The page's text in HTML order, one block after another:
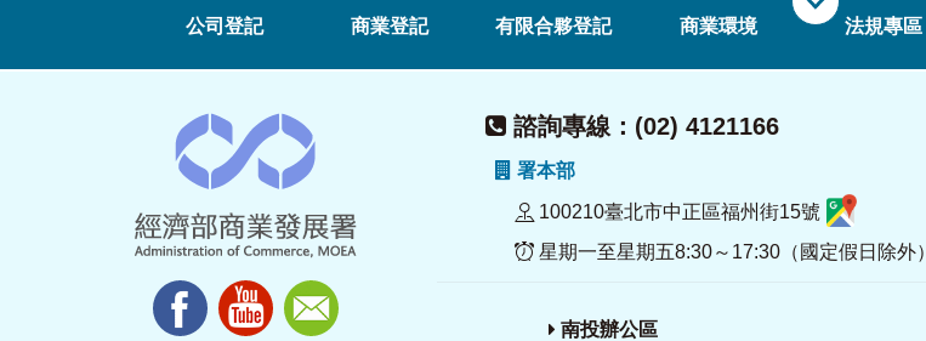
公司登記 商業登記 有限合夥登記 商業環境 法規專區
諮詢專線：(02) 4121166
署本部
100210臺北市中正區福州街15號
星期一至星期五8:30～17:30（國定假日除外）
南投辦公區